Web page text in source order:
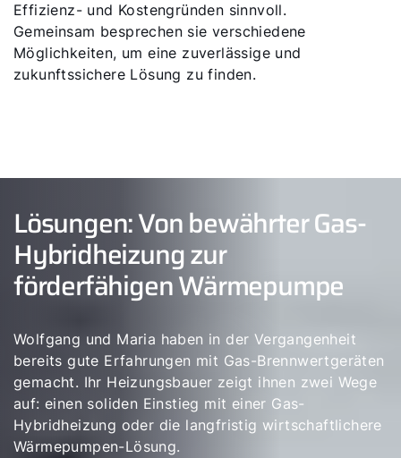
Effizienz- und Kostengründen sinnvoll.
Gemeinsam besprechen sie verschiedene
Möglichkeiten, um eine zuverlässige und
zukunftssichere Lösung zu finden.
Lösungen: Von bewährter Gas-
Hybridheizung zur
förderfähigen Wärmepumpe
Wolfgang und Maria haben in der Vergangenheit
bereits gute Erfahrungen mit Gas-Brennwertgeräten
gemacht. Ihr Heizungsbauer zeigt ihnen zwei Wege
auf: einen soliden Einstieg mit einer Gas-
Hybridheizung oder die langfristig wirtschaftlichere
Wärmepumpen-Lösung.
Servus!